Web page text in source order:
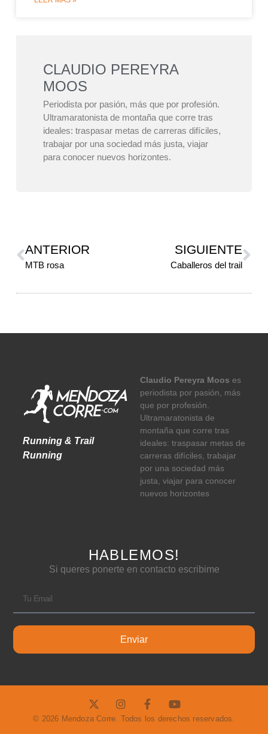
CLAUDIO PEREYRA
MOOS
Periodista por pasión, más que por profesión.
Ultramaratonista de montaña que corre tras
ideales: traspasar metas de carreras difíciles,
trabajar por una sociedad más justa, viajar
para conocer nuevos horizontes.
ANTERIOR
MTB rosa
SIGUIENTE
Caballeros del trail
Running & Trail
Running
Claudio Pereyra Moos es
periodista por pasión, más
que por profesión.
Ultramaratonista de
montaña que corre tras
ideales: traspasar metas de
carreras difíciles, trabajar
por una sociedad más
justa, viajar para conocer
nuevos horizontes
HABLEMOS!
Si queres ponerte en contacto escribime
Enviar
© 2026 Mendoza Corre. Todos los derechos reservados.